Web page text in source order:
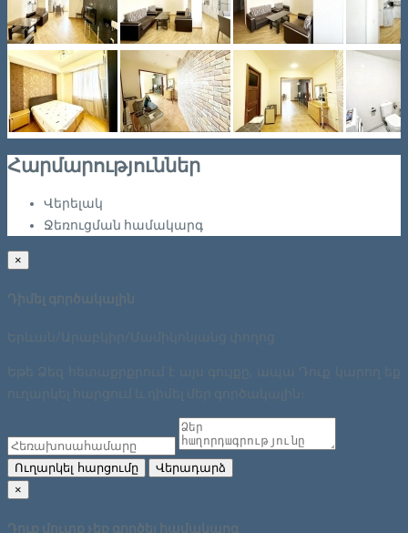
Հարմարություններ
Վերելակ
Ջեռուցման համակարգ
×
Դիմել գործակալին
Երևան/Արաբկիր/Մամիկոնյանց փողոց
Եթե Ձեզ հետաքրքրում է այս գույքը, ապա Դուք կարող եք
ուղարկել հարցում և դիմել մեր գործակալին։
Ուղարկել հարցումը
Վերադարձ
×
Դուք մուտք չեք գործել համակարգ